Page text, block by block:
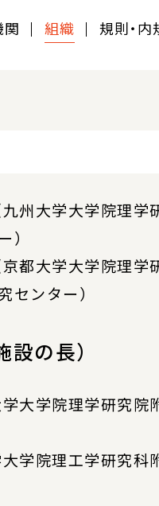
組織 規則・内
大学大学院理学
）
都大学大学院理学
センター）
の長）
大学院理学研究院
学院理工学研究科